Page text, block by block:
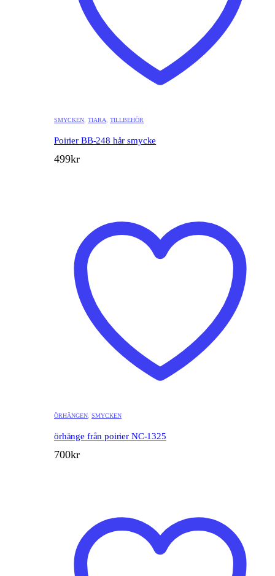
SMYCKEN TIARA TILLBEHÖR
Poirier BB-248 hår smycke
499kr
ÖRHÄNGEN SMYCKEN
örhänge från poirier NC-1325
700kr